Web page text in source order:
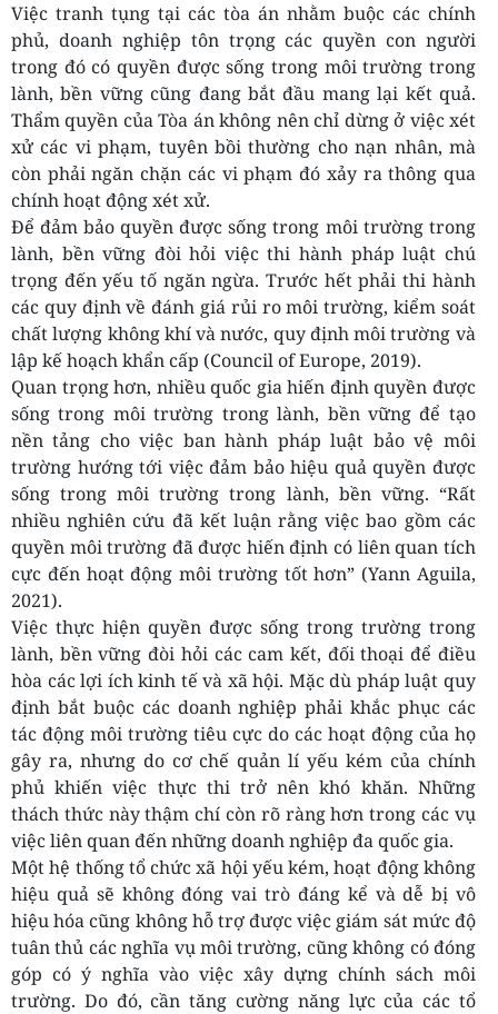
Việc tranh tụng tại các tòa án nhằm buộc các chính
phủ, doanh nghiệp tôn trọng các quyền con người
trong đó có quyền được sống trong môi trường trong
lành, bền vững cũng đang bắt đầu mang lại kết quả.
Thẩm quyền của Tòa án không nên chỉ dừng ở việc xét
xử các vi phạm, tuyên bồi thường cho nạn nhân, mà
còn phải ngăn chặn các vi phạm đó xảy ra thông qua
chính hoạt động xét xử.
Để đảm bảo quyền được sống trong môi trường trong
lành, bền vững đòi hỏi việc thi hành pháp luật chú
trọng đến yếu tố ngăn ngừa. Trước hết phải thi hành
các quy định về đánh giá rủi ro môi trường, kiểm soát
chất lượng không khí và nước, quy định môi trường và
lập kế hoạch khẩn cấp (Council of Europe, 2019).
Quan trọng hơn, nhiều quốc gia hiến định quyền được
sống trong môi trường trong lành, bền vững để tạo
nền tảng cho việc ban hành pháp luật bảo vệ môi
trường hướng tới việc đảm bảo hiệu quả quyền được
sống trong môi trường trong lành, bền vững. “Rất
nhiều nghiên cứu đã kết luận rằng việc bao gồm các
quyền môi trường đã được hiến định có liên quan tích
cực đến hoạt động môi trường tốt hơn” (Yann Aguila,
2021).
Việc thực hiện quyền được sống trong trường trong
lành, bền vững đòi hỏi các cam kết, đối thoại để điều
hòa các lợi ích kinh tế và xã hội. Mặc dù pháp luật quy
định bắt buộc các doanh nghiệp phải khắc phục các
tác động môi trường tiêu cực do các hoạt động của họ
gây ra, nhưng do cơ chế quản lí yếu kém của chính
phủ khiến việc thực thi trở nên khó khăn. Những
thách thức này thậm chí còn rõ ràng hơn trong các vụ
việc liên quan đến những doanh nghiệp đa quốc gia.
Một hệ thống tổ chức xã hội yếu kém, hoạt động không
hiệu quả sẽ không đóng vai trò đáng kể và dễ bị vô
hiệu hóa cũng không hỗ trợ được việc giám sát mức độ
tuân thủ các nghĩa vụ môi trường, cũng không có đóng
góp có ý nghĩa vào việc xây dựng chính sách môi
trường. Do đó, cần tăng cường năng lực của các tổ